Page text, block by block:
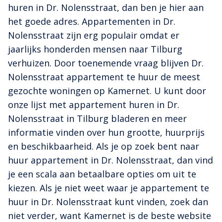
huren in Dr. Nolensstraat, dan ben je hier aan
het goede adres. Appartementen in Dr.
Nolensstraat zijn erg populair omdat er
jaarlijks honderden mensen naar Tilburg
verhuizen. Door toenemende vraag blijven Dr.
Nolensstraat appartement te huur de meest
gezochte woningen op Kamernet. U kunt door
onze lijst met appartement huren in Dr.
Nolensstraat in Tilburg bladeren en meer
informatie vinden over hun grootte, huurprijs
en beschikbaarheid. Als je op zoek bent naar
huur appartement in Dr. Nolensstraat, dan vind
je een scala aan betaalbare opties om uit te
kiezen. Als je niet weet waar je appartement te
huur in Dr. Nolensstraat kunt vinden, zoek dan
niet verder, want Kamernet is de beste website